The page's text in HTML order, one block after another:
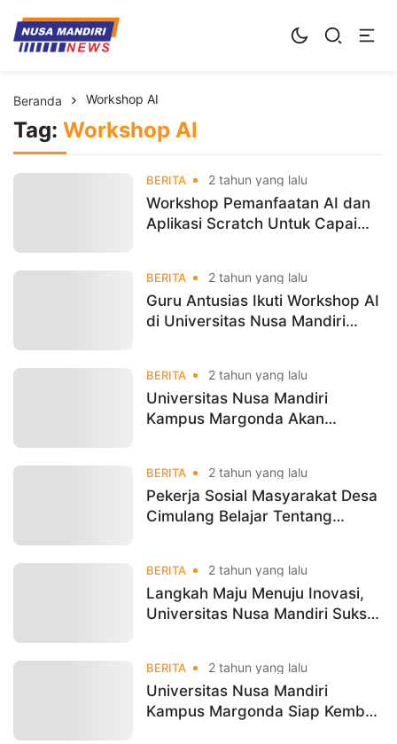
Kampus Digital Bisnis
Universitas Nusa Mandiri
Beranda Workshop AI
Tag: Workshop AI
BERITA 2 tahun yang lalu
Workshop Pemanfaatan AI dan
Aplikasi Scratch Untuk Capai
BERITA 2 tahun yang lalu
Guru Antusias Ikuti Workshop AI
di Universitas Nusa Mandiri
BERITA 2 tahun yang lalu
Universitas Nusa Mandiri
Kampus Margonda Akan
DigibisTech
BERITA 2 tahun yang lalu
Pekerja Sosial Masyarakat Desa
Cimulang Belajar Tentang
BERITA 2 tahun yang lalu
Langkah Maju Menuju Inovasi,
Universitas Nusa Mandiri Sukses
BERITA 2 tahun yang lalu
Universitas Nusa Mandiri
Kampus Margonda Siap Kembali